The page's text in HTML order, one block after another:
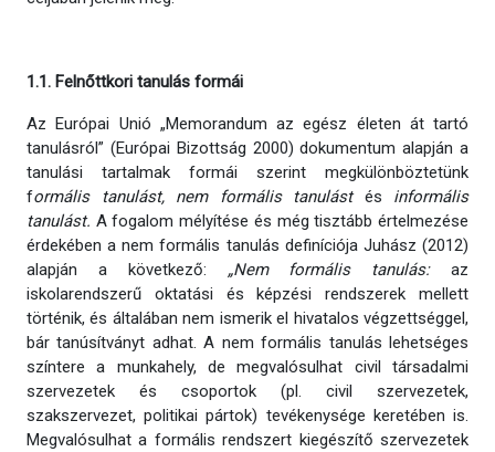
1.1. Felnőttkori tanulás formái
Az Európai Unió „Memorandum az egész életen át tartó
tanulásról” (Európai Bizottság 2000) dokumentum alapján a
tanulási tartalmak formái szerint megkülönböztetünk
formális tanulást, nem formális tanulást és informális
tanulást. A fogalom mélyítése és még tisztább értelmezése
érdekében a nem formális tanulás definíciója Juhász (2012)
alapján a következő: „Nem formális tanulás: az
iskolarendszerű oktatási és képzési rendszerek mellett
történik, és általában nem ismerik el hivatalos végzettséggel,
bár tanúsítványt adhat. A nem formális tanulás lehetséges
színtere a munkahely, de megvalósulhat civil társadalmi
szervezetek és csoportok (pl. civil szervezetek,
szakszervezet, politikai pártok) tevékenysége keretében is.
Megvalósulhat a formális rendszert kiegészítő szervezetek